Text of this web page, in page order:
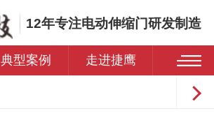
12年专注电动伸缩门研发制造
典型案例 走进捷鹰